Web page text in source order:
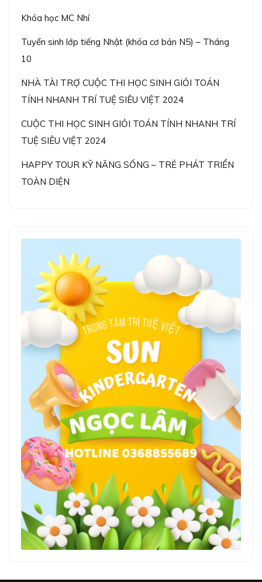
Khóa học MC Nhí
Tuyển sinh lớp tiếng Nhật (khóa cơ bản N5) – Tháng
10
NHÀ TÀI TRỢ CUỘC THI HỌC SINH GIỎI TOÁN
TÍNH NHANH TRÍ TUỆ SIÊU VIỆT 2024
CUỘC THI HỌC SINH GIỎI TOÁN TÍNH NHANH TRÍ
TUỆ SIÊU VIỆT 2024
HAPPY TOUR KỸ NĂNG SỐNG – TRẺ PHÁT TRIỂN
TOÀN DIỆN